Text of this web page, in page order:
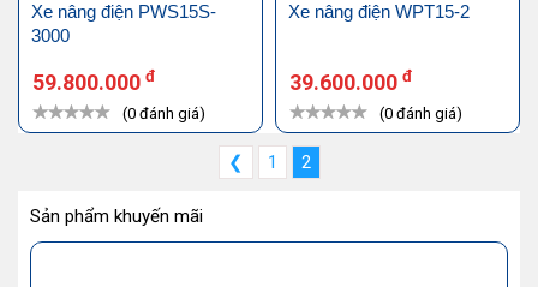
Xe nâng điện PWS15S-
3000
59.800.000 đ
(0 đánh giá)
Xe nâng điện WPT15-2
39.600.000 đ
(0 đánh giá)
❮ 1 2
Sản phẩm khuyến mãi